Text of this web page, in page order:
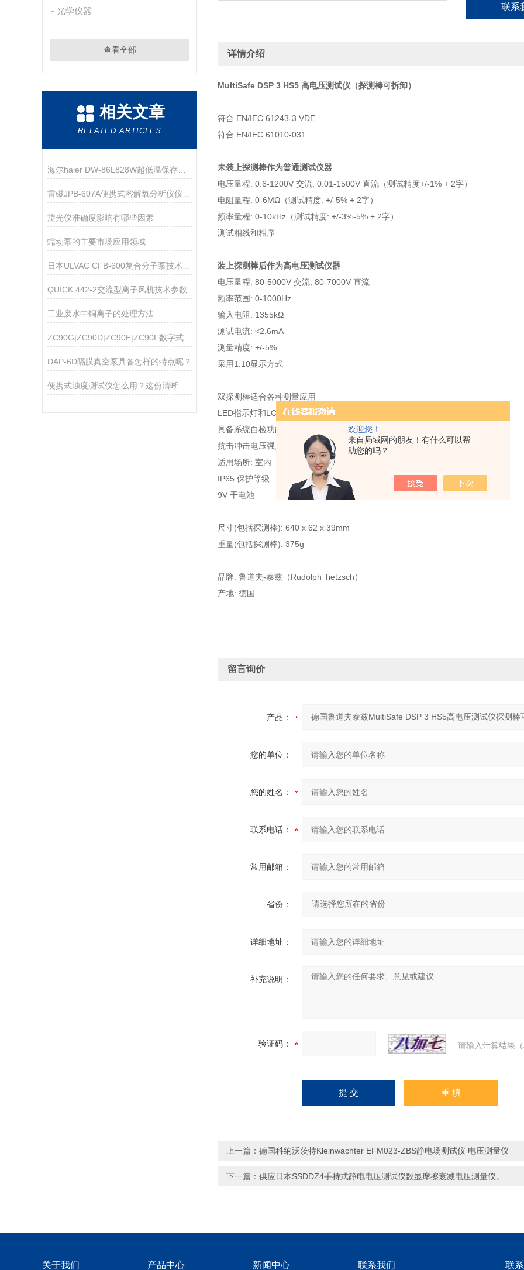
欢迎您！
来自局域网的朋友！有什么可以帮
助您的吗？
光学仪器
查看全部
相关文章
RELATED ARTICLES
旋光仪准确度影响有哪些因素
蠕动泵的主要市场应用领域
日本ULVAC CFB-600复合分子泵技术参数
QUICK 442-2交流型离子风机技术参数
工业废水中铜离子的处理方法
ZC90G|ZC90D|ZC90E|ZC90F数字式高阻计
DAP-6D隔膜真空泵具备怎样的特点呢？
联系
详情介绍
MultiSafe DSP 3 HS5 高电压测试仪（探测棒可拆卸）
符合 EN/IEC 61243-3 VDE
符合 EN/IEC 61010-031
未装上探测棒作为普通测试仪器
电压量程: 0.6-1200V 交流; 0.01-1500V 直流（测试精度+/-1% + 2字）
电阻量程: 0-6MΩ（测试精度: +/-5% + 2字）
频率量程: 0-10kHz（测试精度: +/-3%-5% + 2字）
测试相线和相序
装上探测棒后作为高电压测试仪器
电压量程: 80-5000V 交流; 80-7000V 直流
频率范围: 0-1000Hz
输入电阻: 1355kΩ
测试电流: <2.6mA
测量精度: +/-5%
采用1:10显示方式
双探测棒适合各种测量应用
LED指示灯和LCD数字显示
具备系统自检功能（检测保护电阻和性能状况）
抗击冲击电压强度>100kV（可提供VDE测试报告）
适用场所: 室内
IP65 保护等级
9V 干电池
尺寸(包括探测棒): 640 x 62 x 39mm
重量(包括探测棒): 375g
品牌: 鲁道夫-泰兹（Rudolph Tietzsch）
产地: 德国
留言询价
产品：
您的单位：
您的姓名：
联系电话：
常用邮箱：
省份：
详细地址：
补充说明：
验证码： 请输入计算结果
上一篇： 德国科纳沃茨特Kleinwachter EFM023-ZBS静电场测试仪 电压测量仪
下一篇： 供应日本SSDDZ4手持式静电电压测试仪数显摩擦衰减电压测量仪。
关于我们 产品中心 新闻中心 联系我们 联